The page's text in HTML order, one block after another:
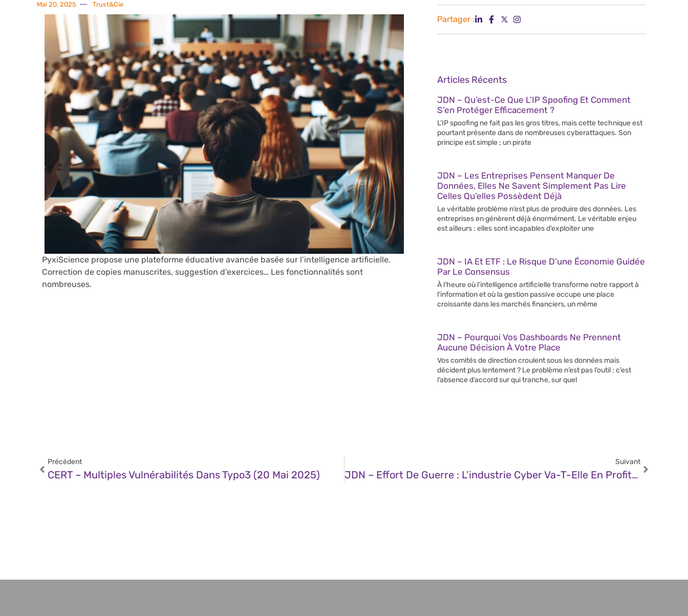
Mai 20, 2025 Trust&Cie
PyxiScience propose une plateforme éducative avancée basée sur l’intelligence artificielle.
Correction de copies manuscrites, suggestion d’exercices… Les fonctionnalités sont
nombreuses.
Partager :
Articles Récents
JDN – Qu’est-Ce Que L’IP Spoofing Et Comment
S’en Protéger Efficacement ?
L’IP spoofing ne fait pas les gros titres, mais cette technique est
pourtant présente dans de nombreuses cyberattaques. Son
principe est simple ; un pirate
JDN – Les Entreprises Pensent Manquer De
Données, Elles Ne Savent Simplement Pas Lire
Celles Qu’elles Possèdent Déjà
Le véritable problème n’est plus de produire des données. Les
entreprises en génèrent déjà énormément. Le véritable enjeu
est ailleurs : elles sont incapables d’exploiter une
JDN – IA Et ETF : Le Risque D’une Économie Guidée
Par Le Consensus
À l’heure où l’intelligence artificielle transforme notre rapport à
l’information et où la gestion passive occupe une place
croissante dans les marchés financiers, un même
JDN – Pourquoi Vos Dashboards Ne Prennent
Aucune Décision À Votre Place
Vos comités de direction croulent sous les données mais
décident plus lentement ? Le problème n’est pas l’outil : c’est
l’absence d’accord sur qui tranche, sur quel
Précédent
CERT – Multiples Vulnérabilités Dans Typo3 (20 Mai 2025)
Suivant
JDN – Effort De Guerre : L’industrie Cyber Va-T-Elle En Profiter ?